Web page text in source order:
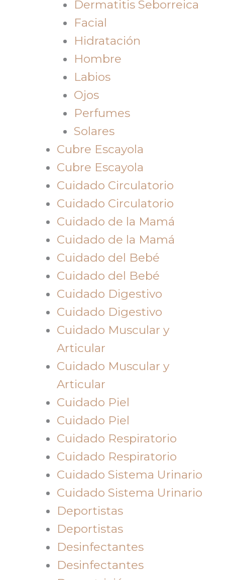
Dermatitis Seborreica
Facial
Hidratación
Hombre
Labios
Ojos
Perfumes
Solares
Cubre Escayola
Cubre Escayola
Cuidado Circulatorio
Cuidado Circulatorio
Cuidado de la Mamá
Cuidado de la Mamá
Cuidado del Bebé
Cuidado del Bebé
Cuidado Digestivo
Cuidado Digestivo
Cuidado Muscular y
Articular
Cuidado Muscular y
Articular
Cuidado Piel
Cuidado Piel
Cuidado Respiratorio
Cuidado Respiratorio
Cuidado Sistema Urinario
Cuidado Sistema Urinario
Deportistas
Deportistas
Desinfectantes
Desinfectantes